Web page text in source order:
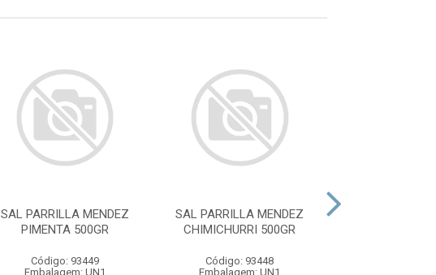
SAL PARRILLA MENDEZ
PIMENTA 500GR
Código: 93449
Embalagem: UN1
SAL PARRILLA MENDEZ
CHIMICHURRI 500GR
Código: 93448
Embalagem: UN1